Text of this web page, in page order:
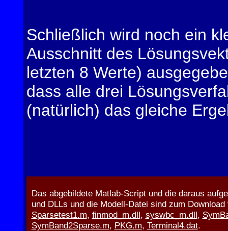
Schließlich wird noch ein
Ausschnitt des
letzten 8 Werte)
dass alle drei
(natürlich) das gleiche
Das abgebildete Matlab-Script und die daraus
und DLLs und die Modell-Datei sind zum Download
Sparsetest1.m, finmod_m.dll, syswbc_m.dll,
SymBand2Sparse.m, PKG.m, Terminal4.dat.